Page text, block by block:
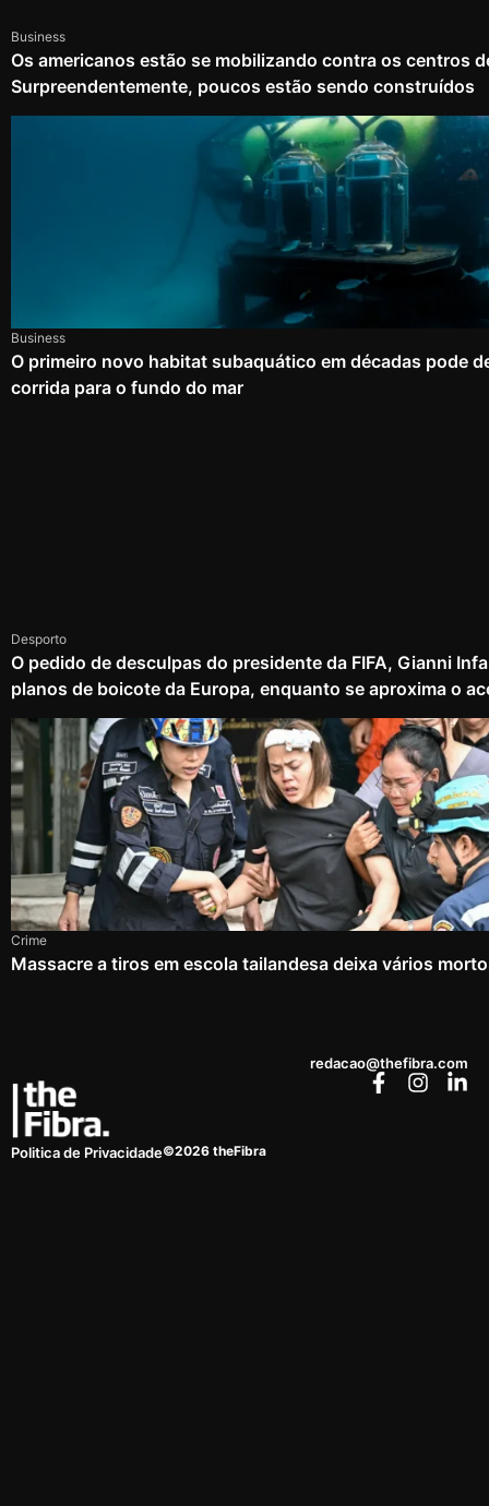
Business
Os americanos estão se mobilizando contra os centros
Surpreendentemente, poucos estão sendo construídos
Business
O primeiro novo habitat subaquático em décadas pode
corrida para o fundo do mar
Desporto
O pedido de desculpas do presidente da FIFA, Gianni
planos de boicote da Europa, enquanto se aproxima o
Crime
Massacre a tiros em escola tailandesa deixa vários
redacao@thefibra.com
Politica de Privacidade©2026 theFibra